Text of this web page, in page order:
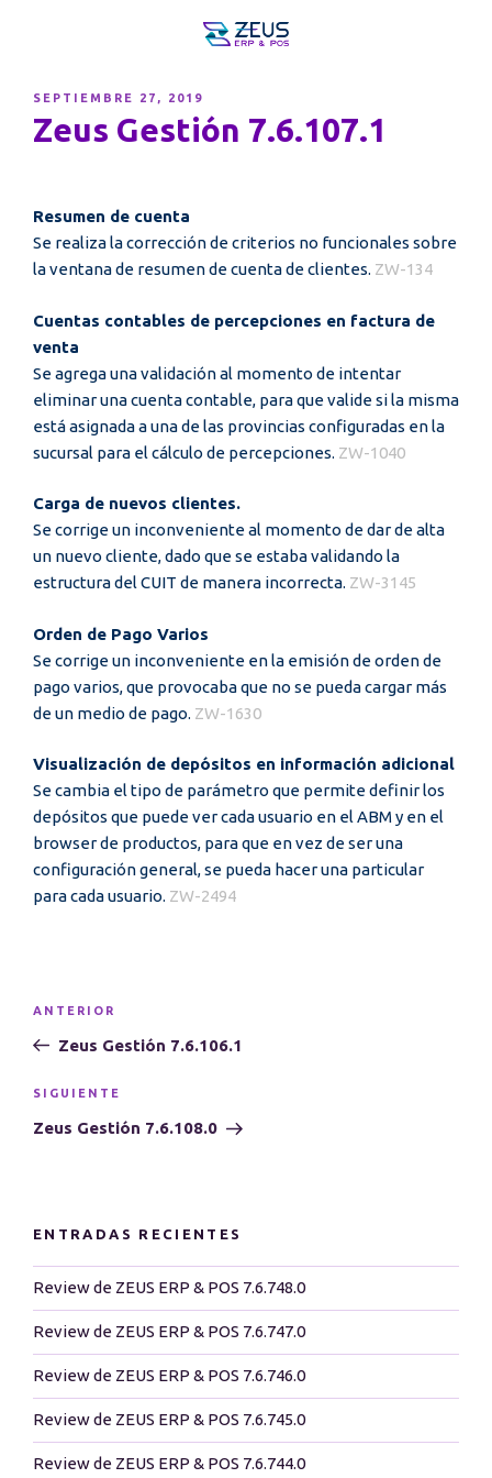
PUBLICADO
EL
SEPTIEMBRE 27, 2019
Zeus Gestión 7.6.107.1
Resumen de cuenta
Se realiza la corrección de criterios no funcionales sobre
la ventana de resumen de cuenta de clientes. ZW-134
Cuentas contables de percepciones en factura de
venta
Se agrega una validación al momento de intentar
eliminar una cuenta contable, para que valide si la misma
está asignada a una de las provincias configuradas en la
sucursal para el cálculo de percepciones. ZW-1040
Carga de nuevos clientes.
Se corrige un inconveniente al momento de dar de alta
un nuevo cliente, dado que se estaba validando la
estructura del CUIT de manera incorrecta. ZW-3145
Orden de Pago Varios
Se corrige un inconveniente en la emisión de orden de
pago varios, que provocaba que no se pueda cargar más
de un medio de pago. ZW-1630
Visualización de depósitos en información adicional
Se cambia el tipo de parámetro que permite definir los
depósitos que puede ver cada usuario en el ABM y en el
browser de productos, para que en vez de ser una
configuración general, se pueda hacer una particular
para cada usuario. ZW-2494
entradas
Entrada
anterior:
ANTERIOR
Zeus Gestión 7.6.106.1
Siguiente
entrada
SIGUIENTE
Zeus Gestión 7.6.108.0
ENTRADAS RECIENTES
Review de ZEUS ERP & POS 7.6.748.0
Review de ZEUS ERP & POS 7.6.747.0
Review de ZEUS ERP & POS 7.6.746.0
Review de ZEUS ERP & POS 7.6.745.0
Review de ZEUS ERP & POS 7.6.744.0